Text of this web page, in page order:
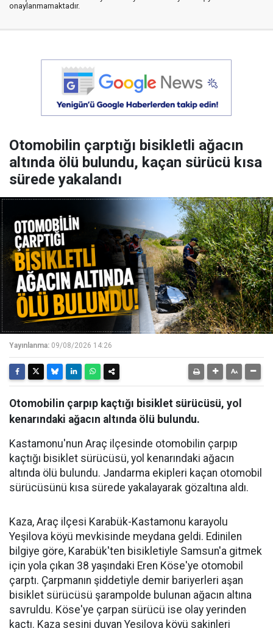
onaylanmamaktadır.
Otomobilin çarptığı bisikletli ağacın
altında ölü bulundu, kaçan sürücü kısa
sürede yakalandı
Yayınlanma: 09/08/2026 14:26
Otomobilin çarpıp kaçtığı bisiklet sürücüsü, yol
kenarındaki ağacın altında ölü bulundu.
Kastamonu'nun Araç ilçesinde otomobilin çarpıp
kaçtığı bisiklet sürücüsü, yol kenarındaki ağacın
altında ölü bulundu. Jandarma ekipleri kaçan otomobil
sürücüsünü kısa sürede yakalayarak gözaltına aldı.
Kaza, Araç ilçesi Karabük-Kastamonu karayolu
Yeşilova köyü mevkisinde meydana geldi. Edinilen
bilgiye göre, Karabük'ten bisikletiyle Samsun'a gitmek
için yola çıkan 38 yaşındaki Eren Köse'ye otomobil
çarptı. Çarpmanın şiddetiyle demir bariyerleri aşan
bisiklet sürücüsü şarampolde bulunan ağacın altına
savruldu. Köse'ye çarpan sürücü ise olay yerinden
kaçtı. Kaza sesini duyan Yeşilova köyü sakinleri